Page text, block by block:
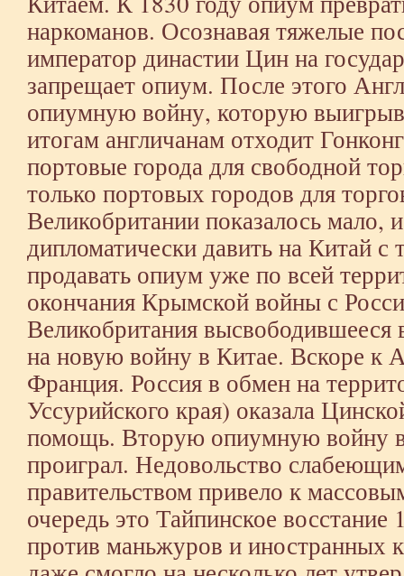
наркоманов. Осознавая тяжелые
император династии Цин на
запрещает опиум. После этого
опиумную войну, которую
итогам англичанам отходит
портовые города для свободной
только портовых городов для
Великобритании показалось мало,
дипломатически давить на Китай
продавать опиум уже по всей
окончания Крымской войны с
Великобритания высвободившееся
на новую войну в Китае. Вскоре к
Франция. Россия в обмен на
Уссурийского края) оказала
помощь. Вторую опиумную войну
проиграл. Недовольство
правительством привело к
очередь это Тайпинское
против маньжуров и иностранных